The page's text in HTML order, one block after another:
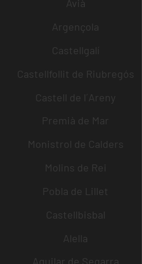
Avià
Argençola
Castellgalí
Castellfollit de Riubregós
Castell de l´Areny
Premià de Mar
Monistrol de Calders
Molins de Rei
Pobla de Lillet
Castellbisbal
Alella
Aguilar de Segarra